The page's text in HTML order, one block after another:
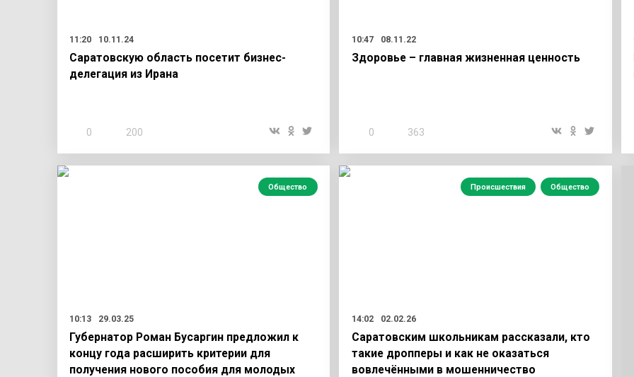
11:20 10.11.24
Саратовскую область посетит бизнес-
делегация из Ирана
0 200
10:47 08.11.22
Здоровье – главная жизненная ценность
0 363
Общество
10:13 29.03.25
Губернатор Роман Бусаргин предложил к
концу года расширить критерии для
получения нового пособия для молодых
Происшествия Общество
14:02 02.02.26
Саратовским школьникам рассказали, кто
такие дропперы и как не оказаться
вовлечёнными в мошенничество